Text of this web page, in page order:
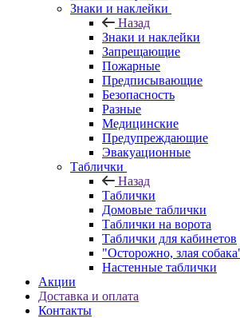
Знаки и наклейки
Назад
Знаки и наклейки
Запрещающие
Пожарные
Предписывающие
Безопасность
Разные
Медицинские
Предупреждающие
Эвакуационные
Таблички
Назад
Таблички
Домовые таблички
Таблички на ворота
Таблички для кабинетов
"Осторожно, злая
Настенные таблички
Акции
Доставка и оплата
Контакты